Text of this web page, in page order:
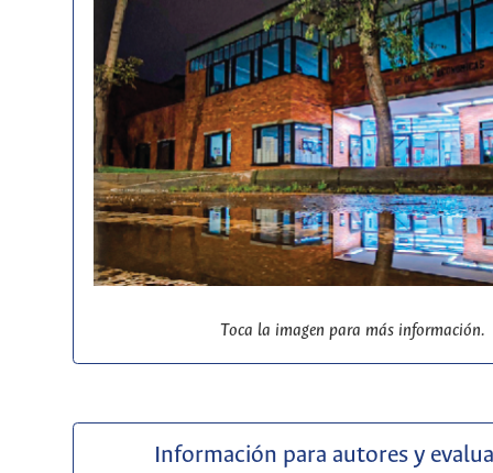
Toca la imagen para más información.
Información para autores y